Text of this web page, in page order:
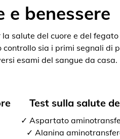
e benessere
la salute del cuore e del
sia i primi segnali di
esami del sangue da casa.
Test sulla salute
✓ Aspartato
✓ Alanina